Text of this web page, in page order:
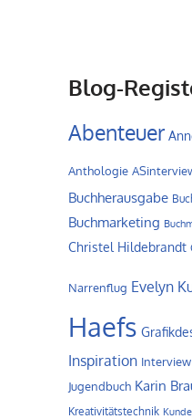
Blog-
Abenteuer
Anthologie
Buchherausgabe
Buchmarketing
Christel Hildebrandt
Narrenflug Evelyn
Haefs
Inspiration Interview
Jugendbuch Karin
Kreativitätstechnik